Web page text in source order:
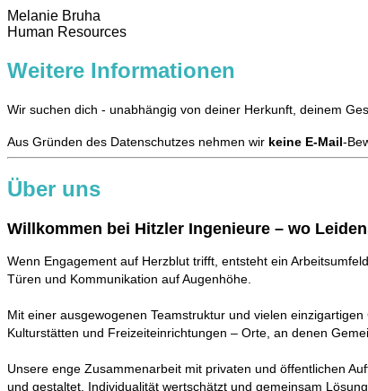
Melanie Bruha
Human Resources
Weitere Informationen
Wir suchen dich - unabhängig von deiner Herkunft, deinem
Aus Gründen des Datenschutzes nehmen wir keine E-Mail-
Über uns
Willkommen bei Hitzler Ingenieure – wo
Wenn Engagement auf Herzblut trifft, entsteht ein
Türen und Kommunikation auf Augenhöhe.
Mit einer ausgewogenen Teamstruktur und vielen
Kulturstätten und Freizeiteinrichtungen – Orte, an denen
Unsere enge Zusammenarbeit mit privaten und öffentlichen
und gestaltet, Individualität wertschätzt und gemeinsam